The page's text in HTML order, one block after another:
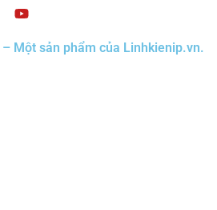
Một sản phẩm của Linhkienip.vn.